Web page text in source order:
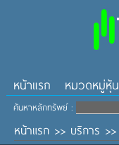
หน้าแรก หมวดหมู่หุ้น
ค้นหาหลักทรัพย์ :
หน้าแรก >> บริการ >>